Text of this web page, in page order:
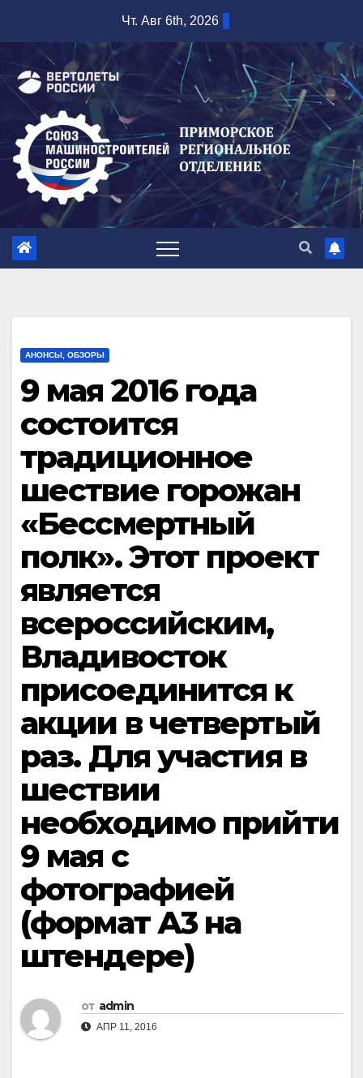
содержимому
Чт. Авг 6th, 2026
АНОНСЫ, ОБЗОРЫ
9 мая 2016 года
состоится
традиционное
шествие горожан
«Бессмертный
полк». Этот проект
является
всероссийским,
Владивосток
присоединится к
акции в четвертый
раз. Для участия в
шествии
необходимо прийти
9 мая с
фотографией
(формат А3 на
штендере)
от admin
АПР 11, 2016